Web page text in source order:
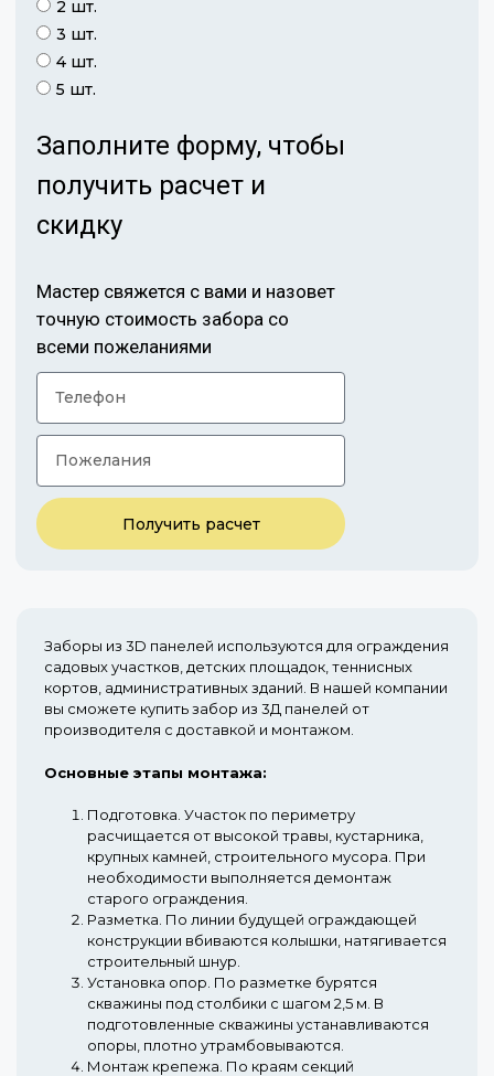
2 шт.
3 шт.
4 шт.
5 шт.
Заполните форму, чтобы
получить расчет и
скидку
Мастер свяжется с вами и назовет
точную стоимость забора со
всеми пожеланиями
Получить расчет
Заборы из 3D панелей используются для ограждения
садовых участков, детских площадок, теннисных
кортов, административных зданий. В нашей компании
вы сможете купить забор из 3Д панелей от
производителя с доставкой и монтажом.
Основные этапы монтажа:
Подготовка. Участок по периметру
расчищается от высокой травы, кустарника,
крупных камней, строительного мусора. При
необходимости выполняется демонтаж
старого ограждения.
Разметка. По линии будущей ограждающей
конструкции вбиваются колышки, натягивается
строительный шнур.
Установка опор. По разметке бурятся
скважины под столбики с шагом 2,5 м. В
подготовленные скважины устанавливаются
опоры, плотно утрамбовываются.
Монтаж крепежа. По краям секций